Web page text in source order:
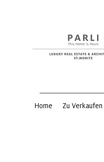
Home Zu Verkaufen